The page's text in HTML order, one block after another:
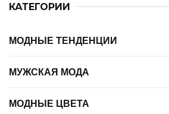
КАТЕГОРИИ
МОДНЫЕ ТЕНДЕНЦИИ
МУЖСКАЯ МОДА
МОДНЫЕ ЦВЕТА